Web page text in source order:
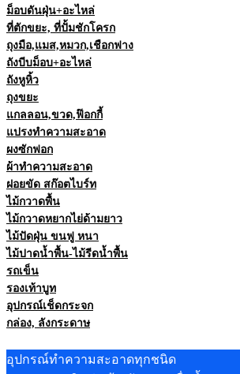
ม็อบดันฝุ่น+อะไหล่
ที่ตักขยะ, ที่ปั้มชักโครก
ถุงมือ,แมส,หมวก,เชือกฟาง
ถังบีบม็อบ+อะไหล่
ถังหูหิ้ว
ถุงขยะ
แกลลอน,ขวด,ฟ๊อกกี้
แปรงทำความสะอาด
ผงซักฟอก
ผ้าทำความสะอาด
ฝอยขัด สก๊อตไบร์ท
ไม้กวาดพื้น
ไม้กวาดหยากไย่ด้ามยาว
ไม้ปัดฝุ่น ขนฟู หนา
ไม้ปาดน้ำพื้น-ไม้รีดน้ำพื้น
รถเข็น
รองเท้าบูท
อุปกรณ์เช็ดกระจก
กล่อง, ลังกระดาษ
อุปกรณ์ทำความสะอาดทุกชนิด